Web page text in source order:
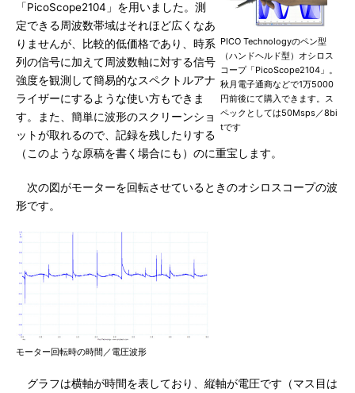
PICO Technologyのペン型
（ハンドヘルド型）オシロス
コープ「PicoScope2104」。
秋月電子通商などで1万5000
円前後にて購入できます。ス
ペックとしては50Msps／8bi
tです
「PicoScope2104」を用いました。測
定できる周波数帯域はそれほど広くなあ
りませんが、比較的低価格であり、時系
列の信号に加えて周波数軸に対する信号
強度を観測して簡易的なスペクトルアナ
ライザーにするような使い方もできま
す。また、簡単に波形のスクリーンショ
ットが取れるので、記録を残したりする
（このような原稿を書く場合にも）のに重宝します。
次の図がモーターを回転させているときのオシロスコープの波
形です。
モーター回転時の時間／電圧波形
グラフは横軸が時間を表しており、縦軸が電圧です（マス目は